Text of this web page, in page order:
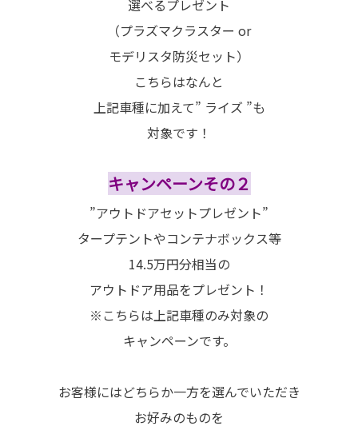
選べるプレゼント
（プラズマクラスター or
モデリスタ防災セット）
こちらはなんと
上記車種に加えて” ライズ ”も
対象です！
キャンペーンその２
”アウトドアセットプレゼント”
タープテントやコンテナボックス等
14.5万円分相当の
アウトドア用品をプレゼント！
※こちらは上記車種のみ対象の
キャンペーンです。
お客様にはどちらか一方を選んでいただき
お好みのものを